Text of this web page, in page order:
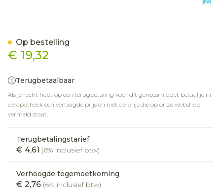
€ 19,32
Terugbetaalbaar
Als je recht hebt op een terugbetaling voor dit geneesmiddel, betaal je in
de apotheek een verlaagde prijs en niet de prijs die op onze webshop
vermeld staat.
Terugbetalingstarief
€ 4,61 (6% inclusief btw)
Verhoogde tegemoetkoming
€ 2,76 (6% inclusief btw)
Op bestelling